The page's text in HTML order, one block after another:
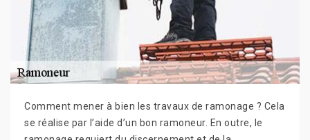
Comment mener à bien les travaux de ramonage ? Cela
se réalise par l’aide d’un bon ramoneur. En outre, le